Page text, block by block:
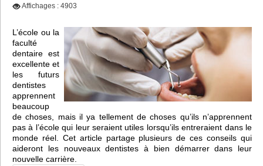
Affichages : 4903
L’école ou la
faculté
dentaire est
excellente et
les futurs
dentistes
apprennent
beaucoup
de choses, mais il ya tellement de choses qu’ils n’apprennent
pas à l’école qui leur seraient utiles lorsqu’ils entreraient dans le
monde réel. Cet article partage plusieurs de ces conseils qui
aideront les nouveaux dentistes à bien démarrer dans leur
nouvelle carrière.